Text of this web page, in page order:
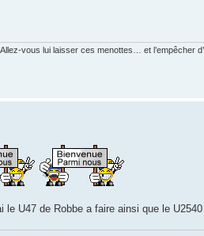
vous lui laisser ces menottes… et l’empêcher
U47 de Robbe a faire ainsi que le